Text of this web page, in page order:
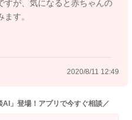
すが、気になると赤ちゃんの
す。
2020/8/11 12:49
」登場！アプリで今すぐ相談／